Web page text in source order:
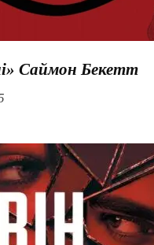
Саймон Бекетт